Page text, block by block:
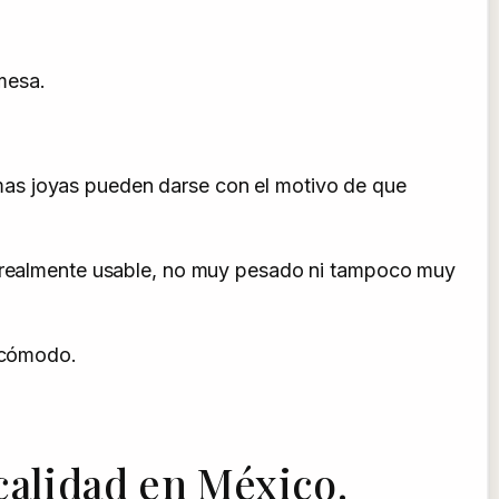
joyas pueden darse con el motivo de que
usable, no muy pesado ni tampoco muy
en México.